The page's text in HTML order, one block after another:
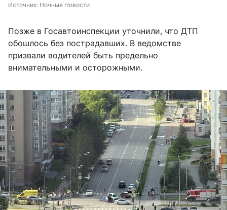
Источник: Ночные Новости
Позже в Госавтоинспекции уточнили, что ДТП
обошлось без пострадавших. В ведомстве
призвали водителей быть предельно
внимательными и осторожными.